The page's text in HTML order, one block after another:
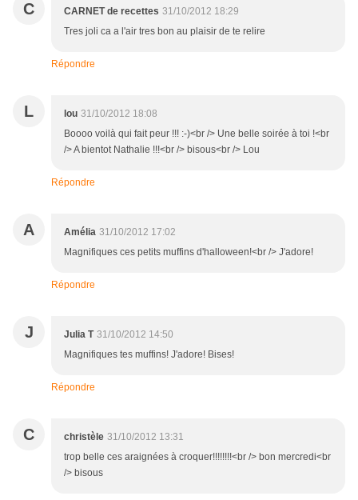
C CARNET de recettes 31/10/2012 18:29
Tres joli ca a l'air tres bon au plaisir de te relire
Répondre
L lou 31/10/2012 18:08
Boooo voilà qui fait peur !!! :-)<br /> Une belle soirée à toi !<br
/> A bientot Nathalie !!!<br /> bisous<br /> Lou
Répondre
A Amélia 31/10/2012 17:02
Magnifiques ces petits muffins d'halloween!<br /> J'adore!
Répondre
J Julia T 31/10/2012 14:50
Magnifiques tes muffins! J'adore! Bises!
Répondre
C christèle 31/10/2012 13:31
trop belle ces araignées à croquer!!!!!!!!<br /> bon mercredi<br
/> bisous